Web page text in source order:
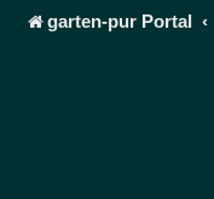
garten-pur Portal